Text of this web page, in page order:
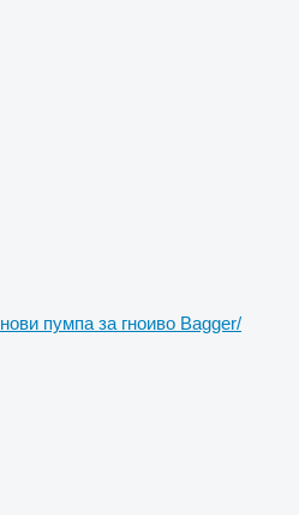
нови пумпа за гноиво Bagger/